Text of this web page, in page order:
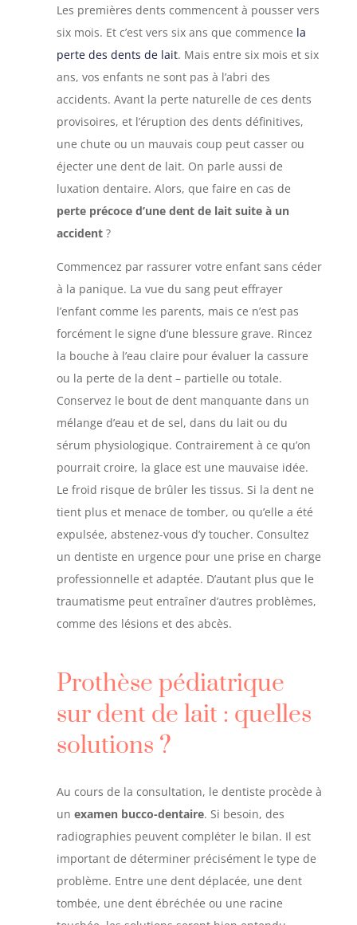
Les premières dents commencent à pousser vers
six mois. Et c’est vers six ans que commence la
perte des dents de lait. Mais entre six mois et six
ans, vos enfants ne sont pas à l’abri des
accidents. Avant la perte naturelle de ces dents
provisoires, et l’éruption des dents définitives,
une chute ou un mauvais coup peut casser ou
éjecter une dent de lait. On parle aussi de
luxation dentaire. Alors, que faire en cas de
perte précoce d’une dent de lait suite à un
accident?
Commencez par rassurer votre enfant sans céder
à la panique. La vue du sang peut effrayer
l’enfant comme les parents, mais ce n’est pas
forcément le signe d’une blessure grave. Rincez
la bouche à l’eau claire pour évaluer la cassure
ou la perte de la dent – partielle ou totale.
Conservez le bout de dent manquante dans un
mélange d’eau et de sel, dans du lait ou du
sérum physiologique. Contrairement à ce qu’on
pourrait croire, la glace est une mauvaise idée.
Le froid risque de brûler les tissus. Si la dent ne
tient plus et menace de tomber, ou qu’elle a été
expulsée, abstenez-vous d’y toucher. Consultez
un dentiste en urgence pour une prise en charge
professionnelle et adaptée. D’autant plus que le
traumatisme peut entraîner d’autres problèmes,
comme des lésions et des abcès.
Prothèse pédiatrique
sur dent de lait : quelles
solutions ?
Au cours de la consultation, le dentiste procède à
un examen bucco-dentaire. Si besoin, des
radiographies peuvent compléter le bilan. Il est
important de déterminer précisément le type de
problème. Entre une dent déplacée, une dent
tombée, une dent ébréchée ou une racine